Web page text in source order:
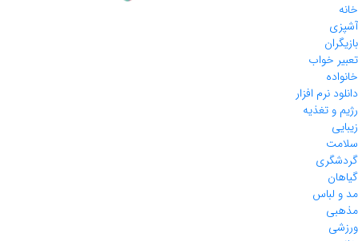
خانه
آشپزی
بازیگران
تعبیر خواب
خانواده
دانلود نرم افزار
رژیم و تغذیه
زیبایی
سلامت
گردشگری
گیاهان
مد و لباس
مذهبی
ورزشی